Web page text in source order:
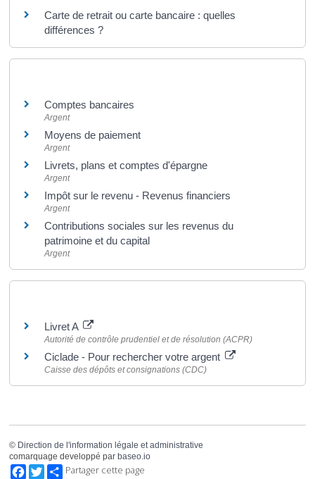
Carte de retrait ou carte bancaire : quelles
différences ?
Comptes bancaires
Argent
Moyens de paiement
Argent
Livrets, plans et comptes d'épargne
Argent
Impôt sur le revenu - Revenus financiers
Argent
Contributions sociales sur les revenus du
patrimoine et du capital
Argent
Livret A
Autorité de contrôle prudentiel et de résolution (ACPR)
Ciclade - Pour rechercher votre argent
Caisse des dépôts et consignations (CDC)
© Direction de l'information légale et administrative
comarquage developpé par baseo.io
Facebook
TwitterPartager cette page